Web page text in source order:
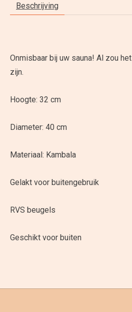
Beschrijving
Onmisbaar bij uw sauna! Al zou
zijn.
Hoogte: 32 cm
Diameter: 40 cm
Materiaal: Kambala
Gelakt voor buitengebruik
RVS beugels
Geschikt voor buiten